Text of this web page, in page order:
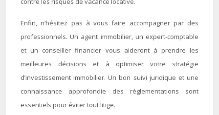
Enfin, n’hésitez pas à vous faire accompagner par des
professionnels. Un agent immobilier, un expert-comptable
et un conseiller financier vous aideront à prendre les
meilleures décisions et à optimiser votre stratégie
d’investissement immobilier. Un bon suivi juridique et une
connaissance approfondie des réglementations sont
essentiels pour éviter tout litige.